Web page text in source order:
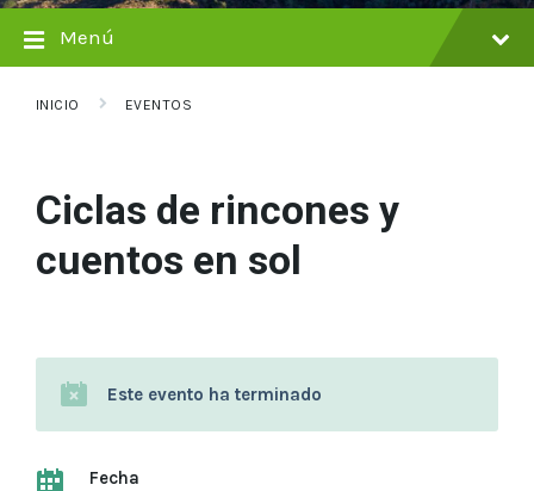
Menú
INICIO EVENTOS
Ciclas de rincones y
cuentos en sol
Este evento ha terminado
Fecha